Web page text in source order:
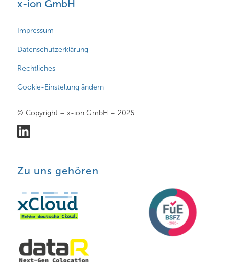
x-ion GmbH
Impressum
Datenschutzerklärung
Rechtliches
Cookie-Einstellung ändern
© Copyright – x-ion GmbH – 2026
Zu uns gehören